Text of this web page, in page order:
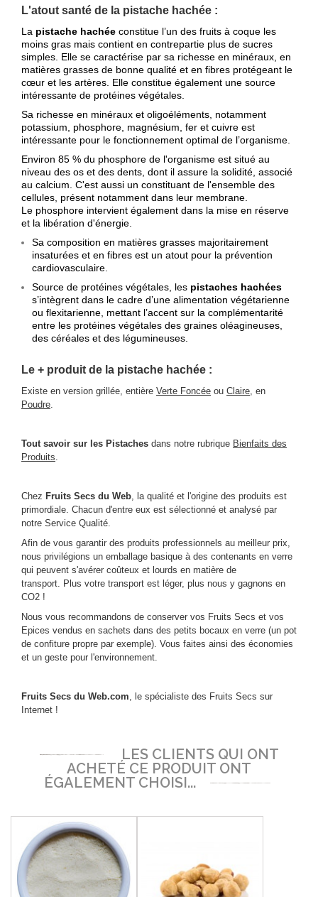
L'atout santé de la pistache hachée :
La pistache hachée constitue l’un des fruits à coque les
moins gras mais contient en contrepartie plus de sucres
simples. Elle se caractérise par sa richesse en minéraux, en
matières grasses de bonne qualité et en fibres protégeant le
cœur et les artères. Elle constitue également une source
intéressante de protéines végétales.
Sa richesse en minéraux et oligoéléments, notamment
potassium, phosphore, magnésium, fer et cuivre est
intéressante pour le fonctionnement optimal de l’organisme.
Environ 85 % du phosphore de l'organisme est situé au
niveau des os et des dents, dont il assure la solidité, associé
au calcium. C'est aussi un constituant de l'ensemble des
cellules, présent notamment dans leur membrane.
Le phosphore intervient également dans la mise en réserve
et la libération d'énergie.
Sa composition en matières grasses majoritairement
insaturées et en fibres est un atout pour la prévention
cardiovasculaire.
Source de protéines végétales, les pistaches hachées
s’intègrent dans le cadre d’une alimentation végétarienne
ou flexitarienne, mettant l’accent sur la complémentarité
entre les protéines végétales des graines oléagineuses,
des céréales et des légumineuses.
Le + produit de la pistache hachée :
Existe en version grillée, entière Verte Foncée ou Claire, en
Poudre.
Tout savoir sur les Pistaches dans notre rubrique Bienfaits des
Produits.
Chez Fruits Secs du Web, la qualité et l'origine des produits est
primordiale. Chacun d'entre eux est sélectionné et analysé par
notre Service Qualité.
Afin de vous garantir des produits professionnels au meilleur prix,
nous privilégions un emballage basique à des contenants en verre
qui peuvent s'avérer coûteux et lourds en matière de
transport. Plus votre transport est léger, plus nous y gagnons en
CO2 !
Nous vous recommandons de conserver vos Fruits Secs et vos
Epices vendus en sachets dans des petits bocaux en verre (un pot
de confiture propre par exemple). Vous faites ainsi des économies
et un geste pour l'environnement.
Fruits Secs du Web.com, le spécialiste des Fruits Secs sur
Internet !
LES CLIENTS QUI ONT
ACHETÉ CE PRODUIT ONT
ÉGALEMENT CHOISI...